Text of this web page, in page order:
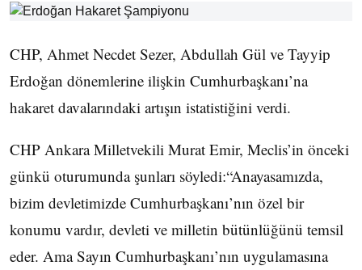
CHP, Ahmet Necdet Sezer, Abdullah Gül ve Tayyip
Erdoğan dönemlerine ilişkin Cumhurbaşkanı’na
hakaret davalarındaki artışın istatistiğini verdi.
CHP Ankara Milletvekili Murat Emir, Meclis’in önceki
günkü oturumunda şunları söyledi:“Anayasamızda,
bizim devletimizde Cumhurbaşkanı’nın özel bir
konumu vardır, devleti ve milletin bütünlüğünü temsil
eder. Ama Sayın Cumhurbaşkanı’nın uygulamasına